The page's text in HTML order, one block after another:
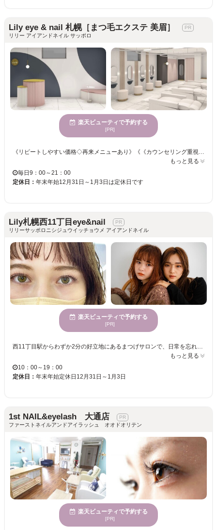
Lily eye & nail 札幌［まつ毛エクステ 美眉］
リリー アイアンドネイル サッポロ
楽天ビューティで予約する
[PR]
《リピートしやすい価格◇再来メニューあり》《《カウンセリング重視》》 【リーズナブル×ハイクオリティー☆彡あなたの目元を大人カワイくデザインします♪】 一人一人のご要望や、目の形・状態に合わせてエクステの種類をご提案いたします。 お好みの本数でナチュラル～華やかなフサフサまつげまで叶えます♪ マツエクが苦手な方も自まつげをいかした「ケラチンラッシュリフト」「パリジェンヌラッシュリフト」も！ この機会にぜひ当サロンで、オシャレな目元を手に入れませんか？
もっと見る
毎日9：00～21：00
定休日： 年末年始12月31日～1月3日は定休日です
Lily札幌西11丁目eye&nail
リリーサッポロニシジュウイッチョウメ アイアンドネイル
楽天ビューティで予約する
[PR]
西11丁目駅からわずか2分の好立地にあるまつげサロンで、日常を忘れる洗練された空間をご体験いただけます。おしゃれでハイクオリティな施術により、誰もが理想の目元を手に入れられるチャンスを提供。「美人フェイス」になれる提案を、丁寧なカウンセリングを通じてお届けします。初めてまつげサロンを利用される方にも安心してご来店いただける環境。 【ヘアセット道具】としてRefaカールアイロン＆Refaストレートアイロンが自由に使用できるパウダールーム完備なのでお出かけ前でも安心して通えます！今までのマツエクで満足できなかった方にこそぜひ体感して欲しい高品質×高技術のサロンで、あなたの理想の目元を実現させませんか？ カラーエクステやつけ放題など充実したメニューの中からあなたにピッタリのデザインを選んでいただき、熟練アイリストが丁寧に施術いたしますので、持ちの良さを実感していただけます。今までにないあなただけのデザインが楽しめるサロンです♪ 10時～19時まで営業！お仕事帰りでもに気軽に立ち寄れるので忙しい大人の女性のみなさんも安心して通えます。ぜひお越しください☆
もっと見る
10：00～19：00
定休日： 年末年始定休日12月31日～1月3日
1st NAIL&eyelash 大通店
ファーストネイルアンドアイラッシュ オオドオリテン
楽天ビューティで予約する
[PR]